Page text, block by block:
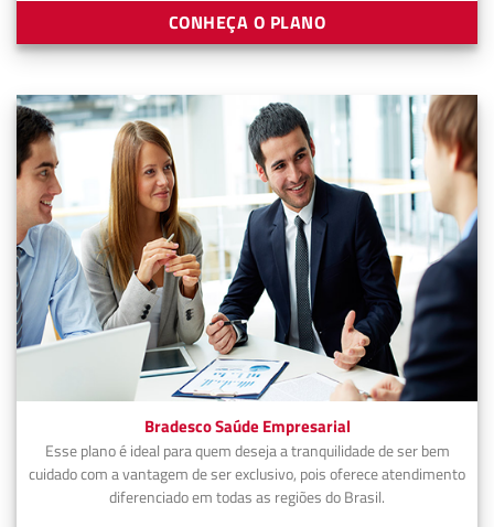
CONHEÇA O PLANO
Bradesco Saúde Empresarial
Esse plano é ideal para quem deseja a tranquilidade de ser bem
cuidado com a vantagem de ser exclusivo, pois oferece atendimento
diferenciado em todas as regiões do Brasil.